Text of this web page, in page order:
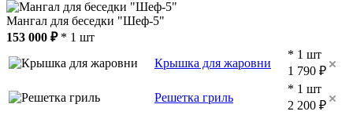
Мангал для беседки "Шеф-5"
153 000 ₽* 1 шт
Крышка для жаровни
* 1 шт
1 790 ₽
Решетка гриль
* 1 шт
2 200 ₽